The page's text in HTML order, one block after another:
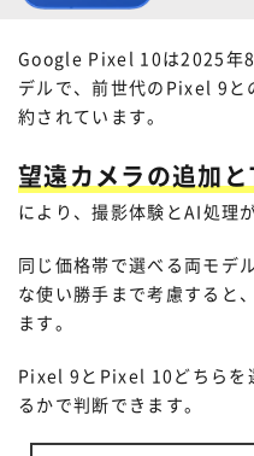
Google Pixel 10は2025年
デルで、前世代のPixel 9と
約されています。
望遠カメラの追加
により、撮影体験とAI処理
同じ価格帯で選べる両モデ
な使い勝手まで考慮すると
ます。
Pixel 9とPixel 10どちらを
るかで判断できます。